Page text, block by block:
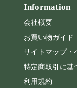
Information
会社概要
お買い物ガイド
サイトマップ・
特定商取引に基
利用規約